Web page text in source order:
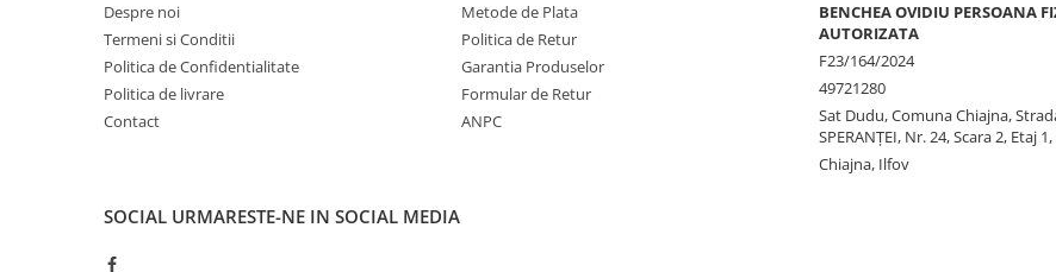
Proiectoare Business
Proiectoare Consumer
Componente
Plăci de baza
Despre noi
Termeni si Conditii
Politica de Confidentialitate
Politica de livrare
Contact
Metode de Plata
Politica de Retur
Garantia Produselor
Formular de Retur
ANPC
BENCHEA OVIDIU PERSOANA
AUTORIZATA
F23/164/2024
49721280
Sat Dudu, Comuna Chiajna,
SPERANŢEI, Nr. 24, Scara 2, Etaj
Chiajna, Ilfov
SOCIAL URMARESTE-NE IN SOCIAL MEDIA